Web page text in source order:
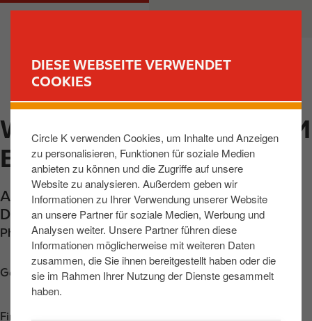
DIESE WEBSEITE VERWENDET
COOKIES
Circle K verwenden Cookies, um Inhalte und Anzeigen
zu personalisieren, Funktionen für soziale Medien
anbieten zu können und die Zugriffe auf unsere
Website zu analysieren. Außerdem geben wir
Informationen zu Ihrer Verwendung unserer Website
an unsere Partner für soziale Medien, Werbung und
Analysen weiter. Unsere Partner führen diese
Informationen möglicherweise mit weiteren Daten
zusammen, die Sie ihnen bereitgestellt haben oder die
sie im Rahmen Ihrer Nutzung der Dienste gesammelt
haben.
u
m
h
a
l
M
v
WERNECK, AUTOHOF AM
ESCHENBACH
Autohof Am Eschenbach 1,Werneck,97440
DE
Phone: +49972294620
Get directions
Find us on